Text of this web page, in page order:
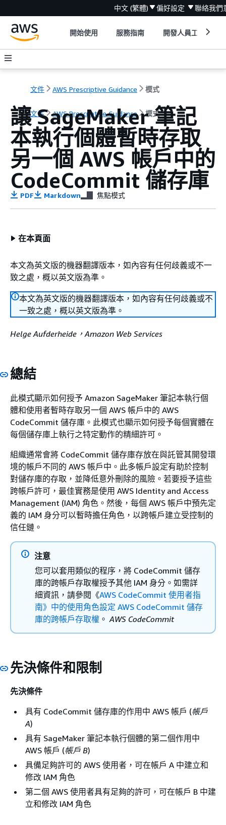
中文 (繁體) 偏好設定 聯絡我們
開始使用 服務指南 開發人員工具
文件 AWS Prescriptive Guidance 模式
文件 AWS Prescriptive Guidance 模式
讓 SageMaker 筆記
本執行個體暫時存取
另一個 AWS 帳戶中的
CodeCommit 儲存庫
PDF Markdown 焦點模式
在本頁面
本文為英文版的機器翻譯版本，如內容有任何歧義或不一
致之處，概以英文版為準。
本文為英文版的機器翻譯版本，如內容有任何歧義或不
一致之處，概以英文版為準。
Helge Aufderheide，Amazon Web Services
總結
此模式顯示如何授予 Amazon SageMaker 筆記本執行個
體和使用者暫時存取另一個 AWS 帳戶中的 AWS
CodeCommit 儲存庫。此模式也顯示如何授予每個實體在
每個儲存庫上執行之特定動作的精細許可。
組織通常會將 CodeCommit 儲存庫存放在與託管其開發環
境的帳戶不同的 AWS 帳戶中。此多帳戶設定有助於控制
對儲存庫的存取，並降低意外刪除的風險。若要授予這些
跨帳戶許可，最佳實務是使用 AWS Identity and Access
Management (IAM) 角色。然後，每個 AWS 帳戶中預先定
義的 IAM 身分可以暫時擔任角色，以跨帳戶建立受控制的
信任鏈。
注意
您可以套用類似的程序，將 CodeCommit 儲存
庫的跨帳戶存取權授予其他 IAM 身分。如需詳
細資訊，請參閱《AWS CodeCommit 使用者指
南》中的使用角色設定 AWS CodeCommit 儲存
庫的跨帳戶存取權 。 AWS CodeCommit
先決條件和限制
先決條件
具有 CodeCommit 儲存庫的作用中 AWS 帳戶 (帳戶
A)
具有 SageMaker 筆記本執行個體的第二個作用中
AWS 帳戶 (帳戶 B)
具備足夠許可的 AWS 使用者，可在帳戶 A 中建立和
修改 IAM 角色
第二個 AWS 使用者具有足夠的許可，可在帳戶 B 中建
立和修改 IAM 角色